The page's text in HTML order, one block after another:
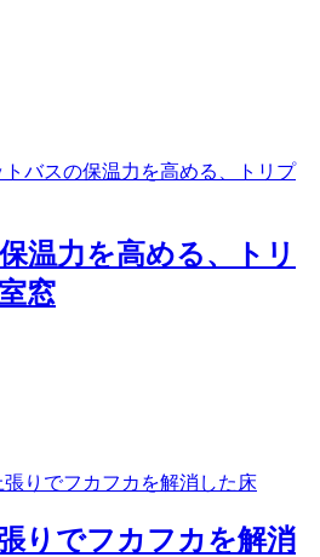
温力を高める、トリ
窓
りでフカフカを解消